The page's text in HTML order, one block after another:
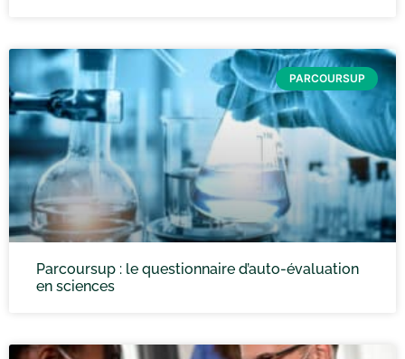
PARCOURSUP
Parcoursup : le questionnaire d’auto-évaluation
en sciences